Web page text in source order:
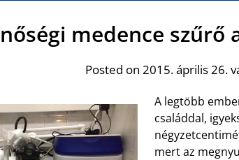
medence szűrő
Posted on 2015. április 26.
A legtöbb
családdal,
mert az